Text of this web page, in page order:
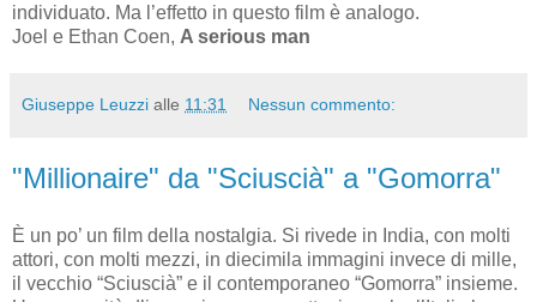
individuato. Ma l’effetto in questo film è analogo.
Joel e Ethan Coen, A serious man
Giuseppe Leuzzi alle 11:31 Nessun commento:
"Millionaire" da "Sciuscià" a "Gomorra"
È un po’ un film della nostalgia. Si rivede in India, con molti
attori, con molti mezzi, in diecimila immagini invece di mille,
il vecchio “Sciuscià” e il contemporaneo “Gomorra” insieme.